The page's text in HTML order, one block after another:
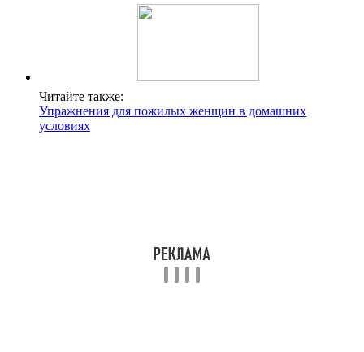
Читайте также:
Упражнения для пожилых женщин в домашних
условиях